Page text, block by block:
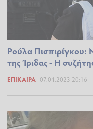
Ρούλα Πισπιρίγκου:
της Ίριδας - Η
ΕΠΊΚΑΙΡΑ 07.04.2023 20:16